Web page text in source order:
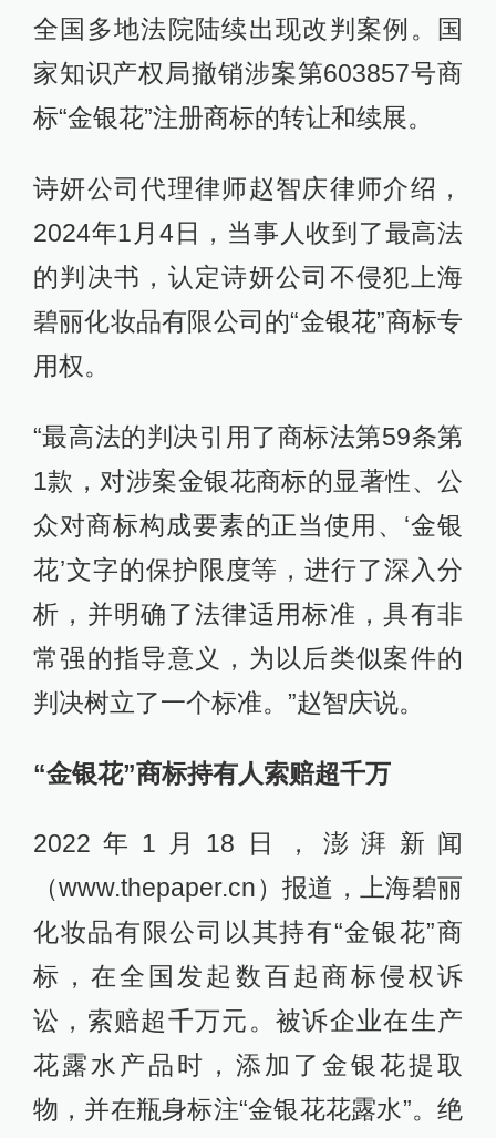
全国多地法院陆续出现改判案例。国
家知识产权局撤销涉案第603857号商
标“金银花”注册商标的转让和续展。
诗妍公司代理律师赵智庆律师介绍，
2024年1月4日，当事人收到了最高法
的判决书，认定诗妍公司不侵犯上海
碧丽化妆品有限公司的“金银花”商标专
用权。
“最高法的判决引用了商标法第59条第
1款，对涉案金银花商标的显著性、公
众对商标构成要素的正当使用、‘金银
花’文字的保护限度等，进行了深入分
析，并明确了法律适用标准，具有非
常强的指导意义，为以后类似案件的
判决树立了一个标准。”赵智庆说。
“金银花”商标持有人索赔超千万
2022年1月18日，澎湃新闻
（www.thepaper.cn）报道，上海碧丽
化妆品有限公司以其持有“金银花”商
标，在全国发起数百起商标侵权诉
讼，索赔超千万元。被诉企业在生产
花露水产品时，添加了金银花提取
物，并在瓶身标注“金银花花露水”。绝